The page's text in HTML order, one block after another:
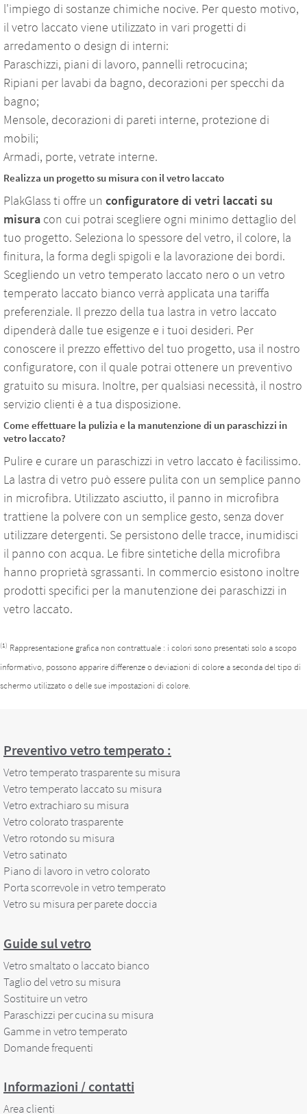
l'impiego di sostanze chimiche nocive. Per questo motivo,
il vetro laccato viene utilizzato in vari progetti di
arredamento o design di interni:
Paraschizzi, piani di lavoro, pannelli retrocucina;
Ripiani per lavabi da bagno, decorazioni per specchi da
bagno;
Mensole, decorazioni di pareti interne, protezione di
mobili;
Armadi, porte, vetrate interne.
Realizza un progetto su misura con il vetro laccato
PlakGlass ti offre un configuratore di vetri laccati su
misura con cui potrai scegliere ogni minimo dettaglio del
tuo progetto. Seleziona lo spessore del vetro, il colore, la
finitura, la forma degli spigoli e la lavorazione dei bordi.
Scegliendo un vetro temperato laccato nero o un vetro
temperato laccato bianco verrà applicata una tariffa
preferenziale. Il prezzo della tua lastra in vetro laccato
dipenderà dalle tue esigenze e i tuoi desideri. Per
conoscere il prezzo effettivo del tuo progetto, usa il nostro
configuratore, con il quale potrai ottenere un preventivo
gratuito su misura. Inoltre, per qualsiasi necessità, il nostro
servizio clienti è a tua disposizione.
Come effettuare la pulizia e la manutenzione di un paraschizzi in
vetro laccato?
Pulire e curare un paraschizzi in vetro laccato è facilissimo.
La lastra di vetro può essere pulita con un semplice panno
in microfibra. Utilizzato asciutto, il panno in microfibra
trattiene la polvere con un semplice gesto, senza dover
utilizzare detergenti. Se persistono delle tracce, inumidisci
il panno con acqua. Le fibre sintetiche della microfibra
hanno proprietà sgrassanti. In commercio esistono inoltre
prodotti specifici per la manutenzione dei paraschizzi in
vetro laccato.
(1) Rappresentazione grafica non contrattuale : i colori sono presentati solo a scopo
informativo, possono apparire differenze o deviazioni di colore a seconda del tipo di
schermo utilizzato o delle sue impostazioni di colore.
Preventivo vetro temperato :
Vetro temperato trasparente su misura
Vetro temperato laccato su misura
Vetro extrachiaro su misura
Vetro colorato trasparente
Vetro rotondo su misura
Vetro satinato
Piano di lavoro in vetro colorato
Porta scorrevole in vetro temperato
Vetro su misura per parete doccia
Guide sul vetro
Vetro smaltato o laccato bianco
Taglio del vetro su misura
Sostituire un vetro
Paraschizzi per cucina su misura
Gamme in vetro temperato
Domande frequenti
Informazioni / contatti
Area clienti